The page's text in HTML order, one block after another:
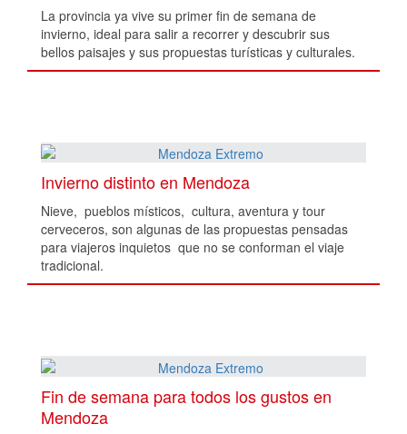
La provincia ya vive su primer fin de semana de
invierno, ideal para salir a recorrer y descubrir sus
bellos paisajes y sus propuestas turísticas y culturales.
Invierno distinto en Mendoza
Nieve, pueblos místicos, cultura, aventura y tour
cerveceros, son algunas de las propuestas pensadas
para viajeros inquietos que no se conforman el viaje
tradicional.
Fin de semana para todos los gustos en
Mendoza